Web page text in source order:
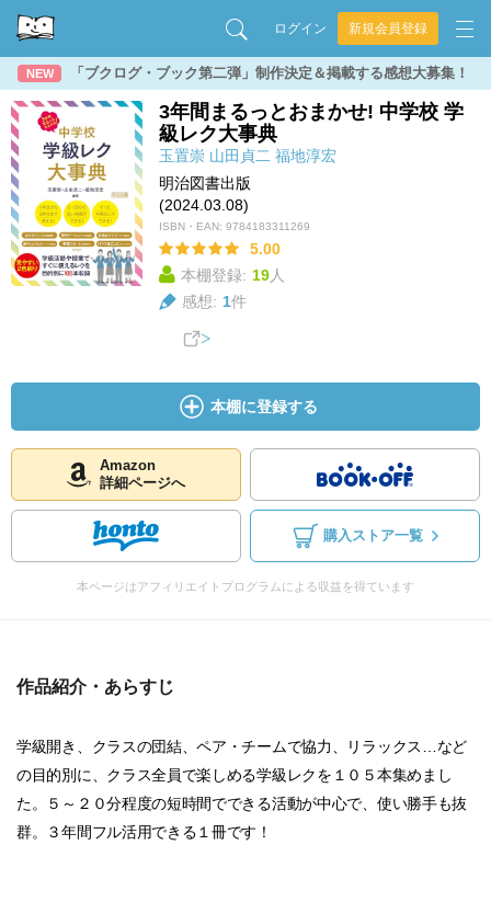
ログイン 新規会員登録
NEW 「ブクログ・ブック第二弾」制作決定＆掲載する感想大募集！
3年間まるっとおまかせ! 中学校 学
級レク大事典
玉置崇 山田貞二 福地淳宏
明治図書出版
(2024.03.08)
ISBN・EAN: 9784183311269
5.00
本棚登録: 19人
感想: 1件
本棚に登録する
Amazon
詳細ページへ
購入ストア一覧
本ページはアフィリエイトプログラムによる収益を得ています
作品紹介・あらすじ
学級開き、クラスの団結、ペア・チームで協力、リラックス…など
の目的別に、クラス全員で楽しめる学級レクを１０５本集めまし
た。５～２０分程度の短時間でできる活動が中心で、使い勝手も抜
群。３年間フル活用できる１冊です！